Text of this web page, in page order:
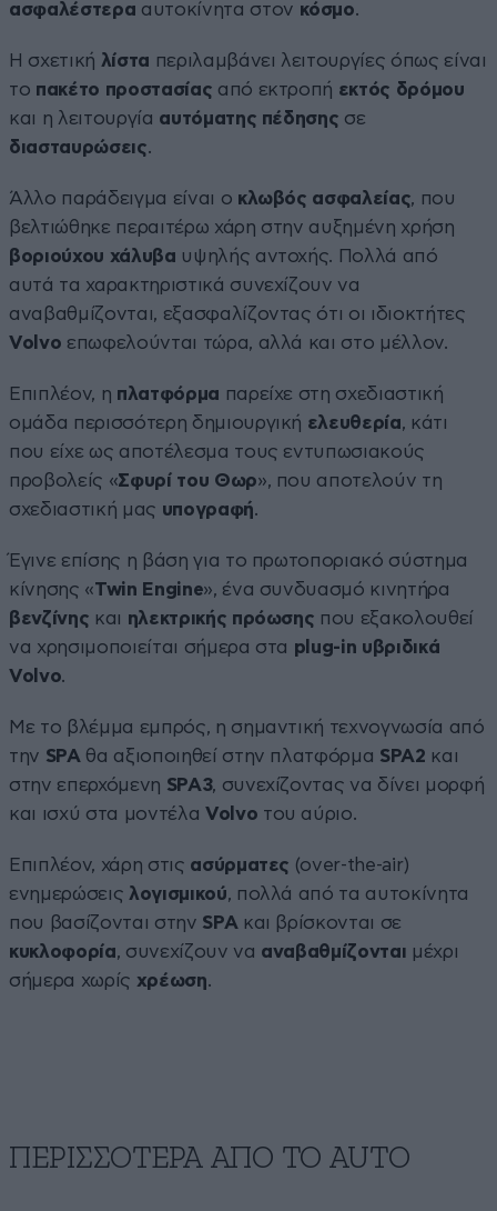
ασφαλέστερα αυτοκίνητα στον κόσμο.
Η σχετική λίστα περιλαμβάνει λειτουργίες όπως είναι
το πακέτο προστασίας από εκτροπή εκτός δρόμου
και η λειτουργία αυτόματης πέδησης σε
διασταυρώσεις.
Άλλο παράδειγμα είναι ο κλωβός ασφαλείας, που
βελτιώθηκε περαιτέρω χάρη στην αυξημένη χρήση
βοριούχου χάλυβα υψηλής αντοχής. Πολλά από
αυτά τα χαρακτηριστικά συνεχίζουν να
αναβαθμίζονται, εξασφαλίζοντας ότι οι ιδιοκτήτες
Volvo επωφελούνται τώρα, αλλά και στο μέλλον.
Επιπλέον, η πλατφόρμα παρείχε στη σχεδιαστική
ομάδα περισσότερη δημιουργική ελευθερία, κάτι
που είχε ως αποτέλεσμα τους εντυπωσιακούς
προβολείς «Σφυρί του Θωρ», που αποτελούν τη
σχεδιαστική μας υπογραφή.
Έγινε επίσης η βάση για το πρωτοποριακό σύστημα
κίνησης «Twin Engine», ένα συνδυασμό κινητήρα
βενζίνης και ηλεκτρικής πρόωσης που εξακολουθεί
να χρησιμοποιείται σήμερα στα plug-in υβριδικά
Volvo.
Με το βλέμμα εμπρός, η σημαντική τεχνογνωσία από
την SPA θα αξιοποιηθεί στην πλατφόρμα SPA2 και
στην επερχόμενη SPA3, συνεχίζοντας να δίνει μορφή
και ισχύ στα μοντέλα Volvo του αύριο.
Επιπλέον, χάρη στις ασύρματες (over-the-air)
ενημερώσεις λογισμικού, πολλά από τα αυτοκίνητα
που βασίζονται στην SPA και βρίσκονται σε
κυκλοφορία, συνεχίζουν να αναβαθμίζονται μέχρι
σήμερα χωρίς χρέωση.
ΠΕΡΙΣΣΟΤΕΡΑ ΑΠΟ ΤΟ AUTO